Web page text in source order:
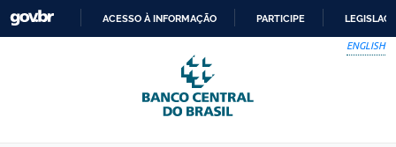
Skip to main content
PARA
O
CONTEÚDO
ACESSO À INFORMAÇÃO PARTICIPE
ENGLISH